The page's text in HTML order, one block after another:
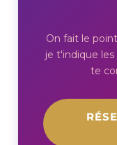
On fait le
je t'indique
te